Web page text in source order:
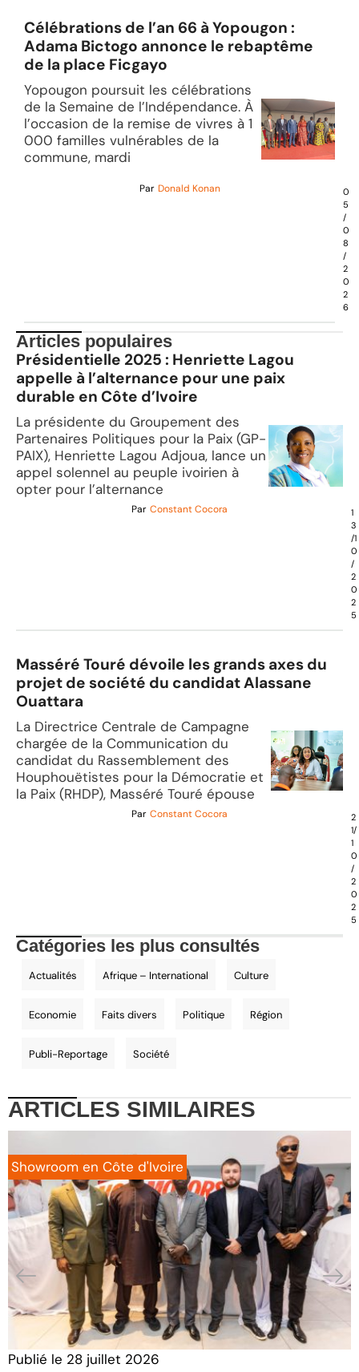
Célébrations de l’an 66 à Yopougon :
Adama Bictogo annonce le rebaptême
de la place Ficgayo
Yopougon poursuit les célébrations
de la Semaine de l’Indépendance. À
l’occasion de la remise de vivres à 1
000 familles vulnérables de la
commune, mardi
Par Donald Konan
0
5
/
0
8
/
2
0
2
6
Articles populaires
Présidentielle 2025 : Henriette Lagou
appelle à l’alternance pour une paix
durable en Côte d’Ivoire
La présidente du Groupement des
Partenaires Politiques pour la Paix (GP-
PAIX), Henriette Lagou Adjoua, lance un
appel solennel au peuple ivoirien à
opter pour l’alternance
Par Constant Cocora
1
3
/1
0
/
2
0
2
5
Masséré Touré dévoile les grands axes du
projet de société du candidat Alassane
Ouattara
La Directrice Centrale de Campagne
chargée de la Communication du
candidat du Rassemblement des
Houphouëtistes pour la Démocratie et
la Paix (RHDP), Masséré Touré épouse
Par Constant Cocora
2
1/
1
0
/
2
0
2
5
Catégories les plus consultés
Actualités Afrique – International Culture
Economie Faits divers Politique Région
Publi-Reportage Société
ARTICLES SIMILAIRES
Showroom en Côte d'Ivoire
Publié le 28 juillet 2026